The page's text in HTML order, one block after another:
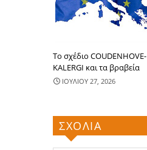
Το σχέδιο COUDENHOVE-
KALERGI και τα βραβεία
ΙΟΥΛΙΟΥ 27, 2026
ΣΧΟΛΙΑ